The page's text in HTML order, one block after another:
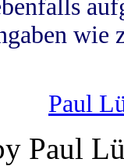
wie
Paul
Paul